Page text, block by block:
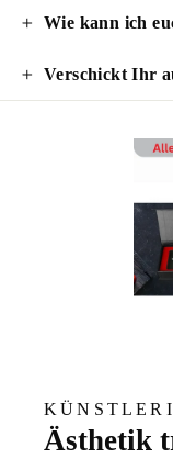
Wie kann ich
Verschickt Ihr
Ästhetik